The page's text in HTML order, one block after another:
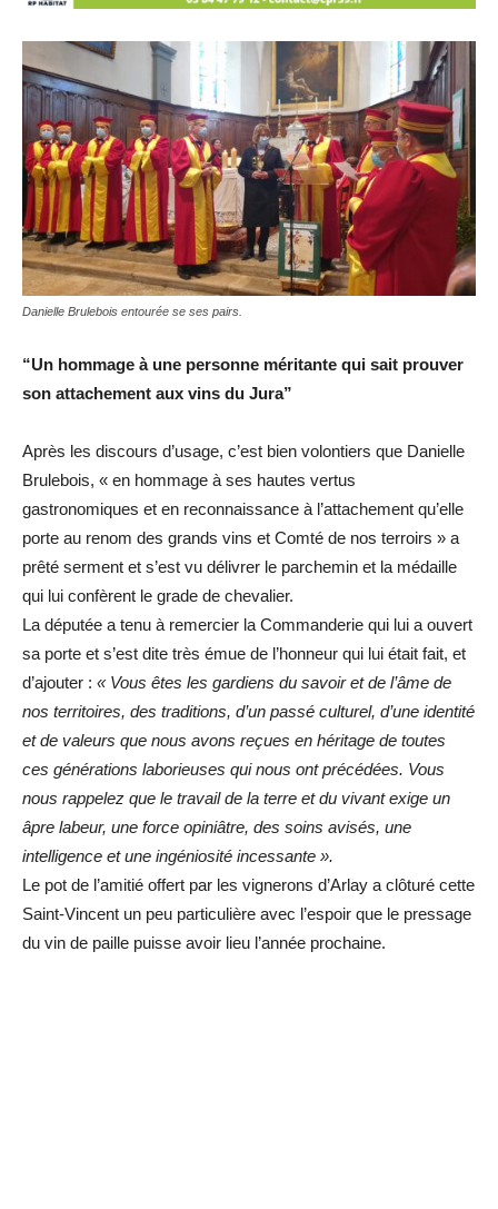
Danielle Brulebois entourée se ses pairs.
“Un hommage à une personne méritante qui sait prouver
son attachement aux vins du Jura”
Après les discours d’usage, c’est bien volontiers que Danielle
Brulebois, « en hommage à ses hautes vertus
gastronomiques et en reconnaissance à l’attachement qu’elle
porte au renom des grands vins et Comté de nos terroirs » a
prêté serment et s’est vu délivrer le parchemin et la médaille
qui lui confèrent le grade de chevalier.
La députée a tenu à remercier la Commanderie qui lui a ouvert
sa porte et s’est dite très émue de l’honneur qui lui était fait, et
d’ajouter : « Vous êtes les gardiens du savoir et de l’âme de
nos territoires, des traditions, d’un passé culturel, d’une identité
et de valeurs que nous avons reçues en héritage de toutes
ces générations laborieuses qui nous ont précédées. Vous
nous rappelez que le travail de la terre et du vivant exige un
âpre labeur, une force opiniâtre, des soins avisés, une
intelligence et une ingéniosité incessante ».
Le pot de l’amitié offert par les vignerons d’Arlay a clôturé cette
Saint-Vincent un peu particulière avec l’espoir que le pressage
du vin de paille puisse avoir lieu l’année prochaine.